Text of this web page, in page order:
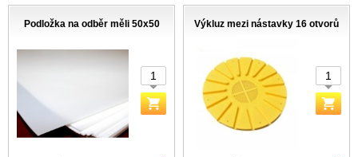
Podložka na odběr měli 50x50 Výkluz mezi nástavky 16 otvorů